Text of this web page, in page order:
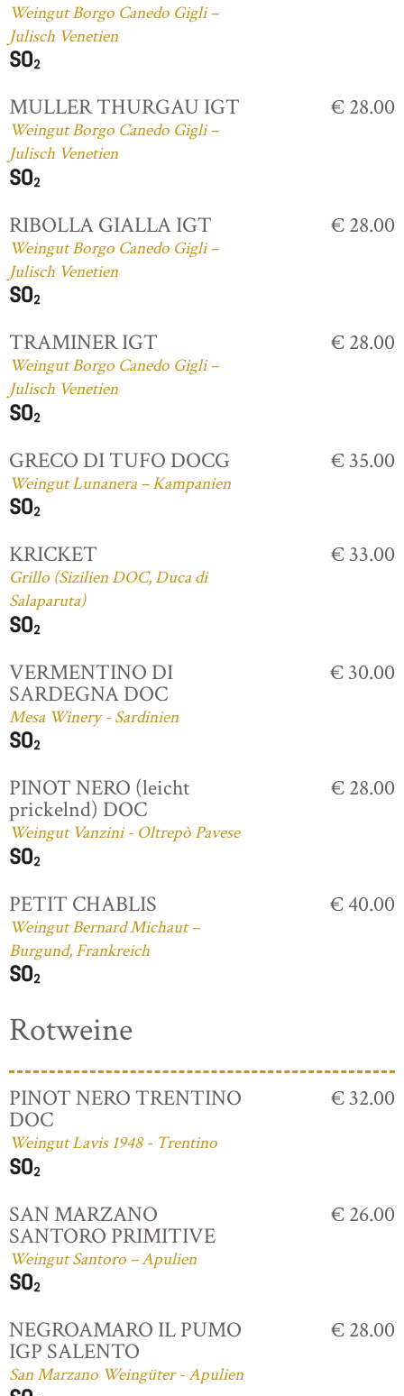
Weingut Borgo Canedo Gigli –
Julisch Venetien
MULLER THURGAU IGT
Weingut Borgo Canedo Gigli –
Julisch Venetien
€ 28.00
RIBOLLA GIALLA IGT
Weingut Borgo Canedo Gigli –
Julisch Venetien
€ 28.00
TRAMINER IGT
Weingut Borgo Canedo Gigli –
Julisch Venetien
€ 28.00
GRECO DI TUFO DOCG
Weingut Lunanera – Kampanien
€ 35.00
KRICKET
Grillo (Sizilien DOC, Duca di
Salaparuta)
€ 33.00
VERMENTINO DI
SARDEGNA DOC
Mesa Winery - Sardinien
€ 30.00
PINOT NERO (leicht
prickelnd) DOC
Weingut Vanzini - Oltrepò Pavese
€ 28.00
PETIT CHABLIS
Weingut Bernard Michaut –
Burgund, Frankreich
€ 40.00
Rotweine
PINOT NERO TRENTINO
DOC
Weingut Lavis 1948 - Trentino
€ 32.00
SAN MARZANO
SANTORO PRIMITIVE
Weingut Santoro – Apulien
€ 26.00
NEGROAMARO IL PUMO
IGP SALENTO
San Marzano Weingüter - Apulien
€ 28.00